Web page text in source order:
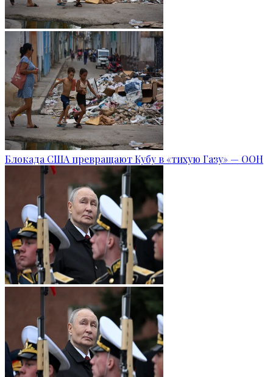
Блокада США превращают Кубу в «тихую Газу» — ООН